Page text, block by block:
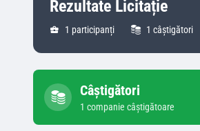
Rezultate Licitație
1 participanți 1 câștigători
Câștigători
1 companie câștigătoare